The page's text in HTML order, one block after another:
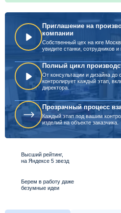
Приглашение на
компании
Собственный цех на юге
увидите станки, сотрудников
Полный цикл
От консультации и дизайна
контролирует каждый этап,
директора.
Прозрачный процесс
Каждый этап под вашим
изделий на объекте заказчика.
Высший рейтинг,
на Яндексе 5 звезд
Берем в работу даже
безумные идеи